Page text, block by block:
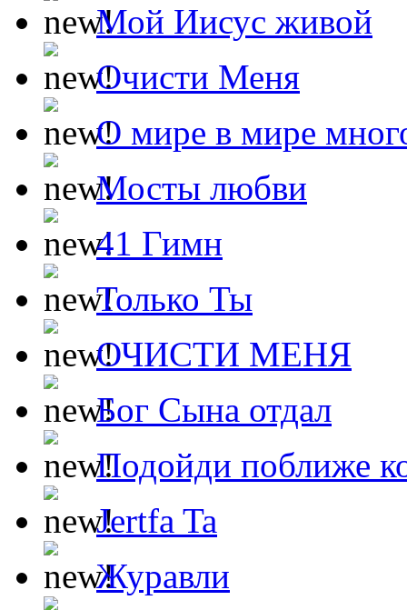
Мой Иисус живой
Очисти Меня
О мире в мире
Мосты любви
41 Гимн
Только Ты
ОЧИСТИ МЕНЯ
Бог Сына отдал
Подойди поближе
Jertfa Ta
Журавли